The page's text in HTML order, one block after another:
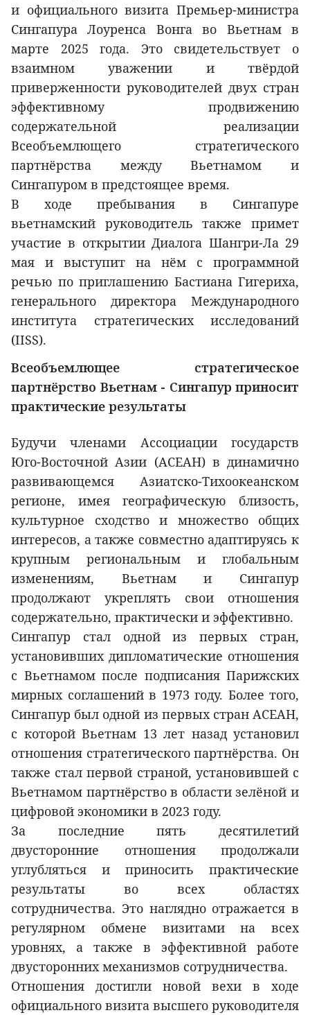
и официального визита Премьер-министра
Сингапура Лоуренса Вонга во Вьетнам в
марте 2025 года. Это свидетельствует о
взаимном уважении и твёрдой
приверженности руководителей двух стран
эффективному продвижению
содержательной реализации
Всеобъемлющего стратегического
партнёрства между Вьетнамом и
Сингапуром в предстоящее время.
В ходе пребывания в Сингапуре
вьетнамский руководитель также примет
участие в открытии Диалога Шангри-Ла 29
мая и выступит на нём с программной
речью по приглашению Бастиана Гигериха,
генерального директора Международного
института стратегических исследований
(IISS).
Всеобъемлющее стратегическое
партнёрство Вьетнам - Сингапур приносит
практические результаты
Будучи членами Ассоциации государств
Юго-Восточной Азии (АСЕАН) в динамично
развивающемся Азиатско-Тихоокеанском
регионе, имея географическую близость,
культурное сходство и множество общих
интересов, а также совместно адаптируясь к
крупным региональным и глобальным
изменениям, Вьетнам и Сингапур
продолжают укреплять свои отношения
содержательно, практически и эффективно.
Сингапур стал одной из первых стран,
установивших дипломатические отношения
с Вьетнамом после подписания Парижских
мирных соглашений в 1973 году. Более того,
Сингапур был одной из первых стран АСЕАН,
с которой Вьетнам 13 лет назад установил
отношения стратегического партнёрства. Он
также стал первой страной, установившей с
Вьетнамом партнёрство в области зелёной и
цифровой экономики в 2023 году.
За последние пять десятилетий
двусторонние отношения продолжали
углубляться и приносить практические
результаты во всех областях
сотрудничества. Это наглядно отражается в
регулярном обмене визитами на всех
уровнях, а также в эффективной работе
двусторонних механизмов сотрудничества.
Отношения достигли новой вехи в ходе
официального визита высшего руководителя